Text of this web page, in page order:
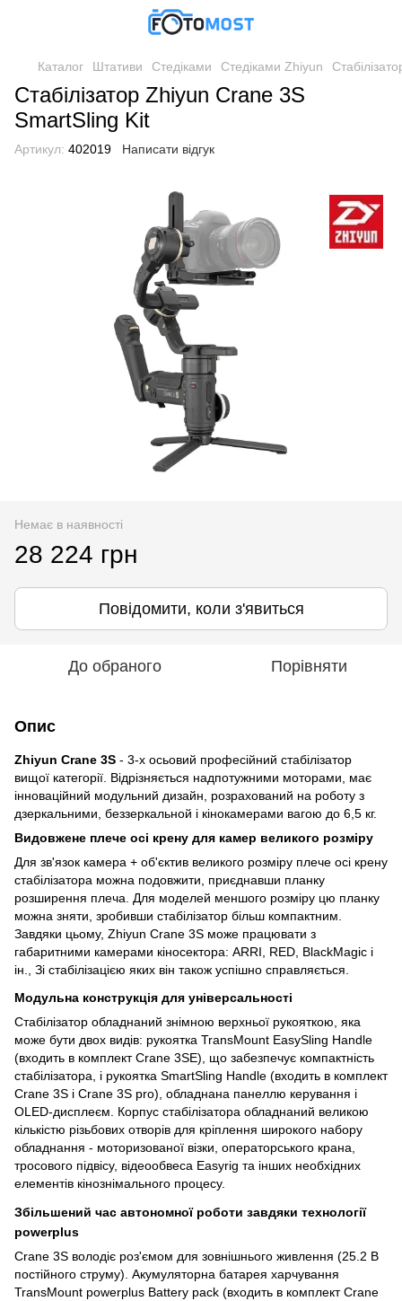
Каталог Штативи Стедіками Стедіками Zhiyun
Стабілізатор Zhiyun Crane 3S
SmartSling Kit
Артикул: 402019 Написати відгук
Немає в наявності
28 224 грн
Повідомити, коли з'явиться
До обраного Порівняти
Опис
Zhiyun Crane 3S - 3-х осьовий професійний стабілізатор
вищої категорії. Відрізняється надпотужними моторами, має
інноваційний модульний дизайн, розрахований на роботу з
дзеркальними, беззеркальной і кінокамерами вагою до 6,5 кг.
Видовжене плече осі крену для камер великого розміру
Для зв'язок камера + об'єктив великого розміру плече осі крену
стабілізатора можна подовжити, приєднавши планку
розширення плеча. Для моделей меншого розміру цю планку
можна зняти, зробивши стабілізатор більш компактним.
Завдяки цьому, Zhiyun Crane 3S може працювати з
габаритними камерами кіносектора: ARRI, RED, BlackMagic і
ін., Зі стабілізацією яких він також успішно справляється.
Модульна конструкція для універсальності
Стабілізатор обладнаний знімною верхньої рукояткою, яка
може бути двох видів: рукоятка TransMount EasySling Handle
(входить в комплект Crane 3SE), що забезпечує компактність
стабілізатора, і рукоятка SmartSling Handle (входить в комплект
Crane 3S і Crane 3S pro), обладнана панеллю керування і
OLED-дисплеєм. Корпус стабілізатора обладнаний великою
кількістю різьбових отворів для кріплення широкого набору
обладнання - моторизованої візки, операторського крана,
тросового підвісу, відеообвеса Easyrig та інших необхідних
елементів кінознімального процесу.
Збільшений час автономної роботи завдяки технології
powerplus
Crane 3S володіє роз'ємом для зовнішнього живлення (25.2 В
постійного струму). Акумуляторна батарея харчування
TransMount powerplus Battery pack (входить в комплект Crane